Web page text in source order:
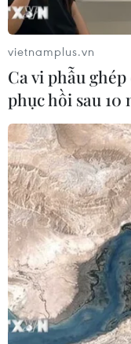
vietnamplus.vn
Ca vi phẫu
phục hồi sau 10